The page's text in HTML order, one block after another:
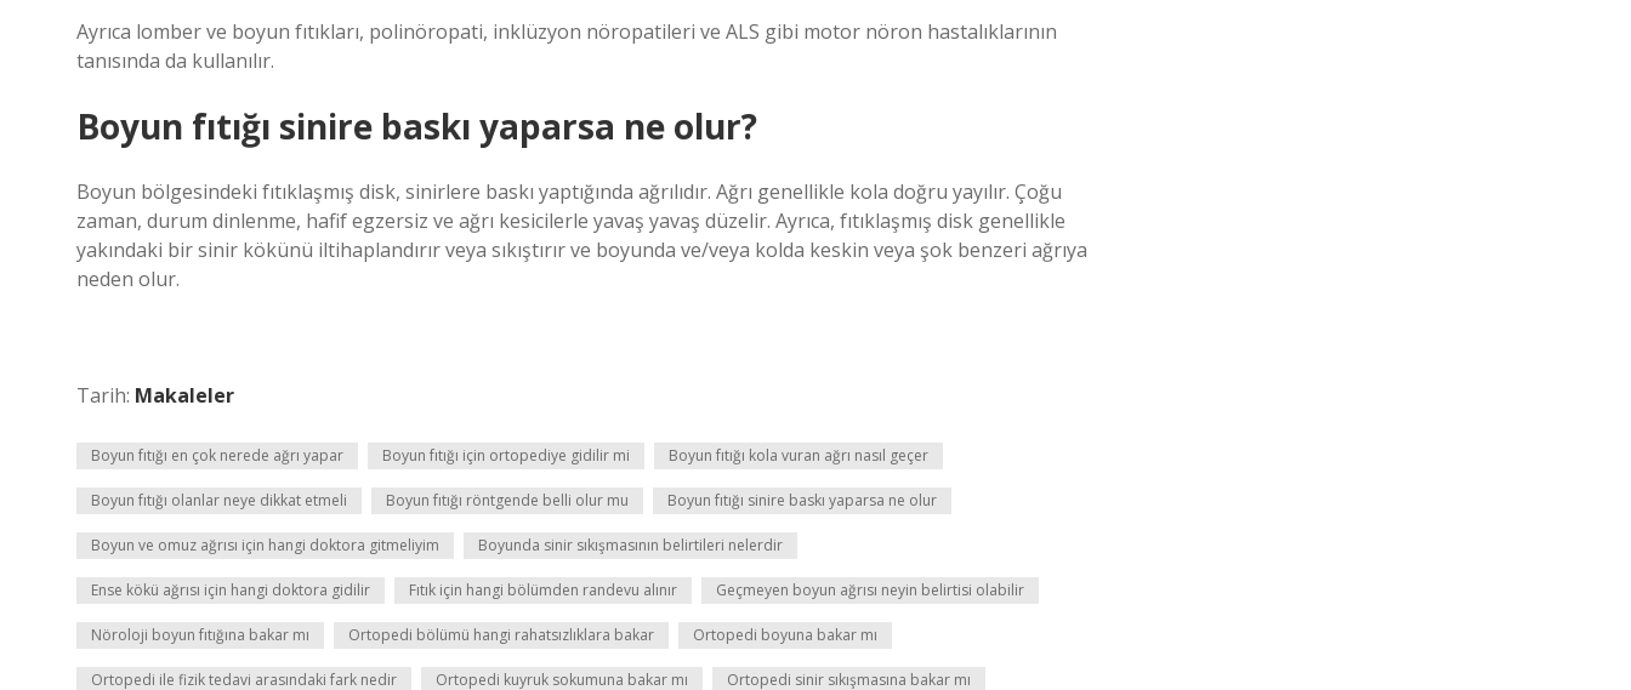
Ayrıca lomber ve boyun fıtıkları, polinöropati, inklüzyon nöropatileri ve ALS gibi motor nöron hastalıklarının
tanısında da kullanılır.
Boyun fıtığı sinire baskı yaparsa ne olur?
Boyun bölgesindeki fıtıklaşmış disk, sinirlere baskı yaptığında ağrılıdır. Ağrı genellikle kola doğru yayılır. Çoğu
zaman, durum dinlenme, hafif egzersiz ve ağrı kesicilerle yavaş yavaş düzelir. Ayrıca, fıtıklaşmış disk genellikle
yakındaki bir sinir kökünü iltihaplandırır veya sıkıştırır ve boyunda ve/veya kolda keskin veya şok benzeri ağrıya
neden olur.
Tarih: Makaleler
Boyun fıtığı en çok nerede ağrı yapar Boyun fıtığı için ortopediye gidilir mi Boyun fıtığı kola vuran ağrı nasıl geçer
Boyun fıtığı olanlar neye dikkat etmeli Boyun fıtığı röntgende belli olur mu Boyun fıtığı sinire baskı yaparsa ne olur
Boyun ve omuz ağrısı için hangi doktora gitmeliyim Boyunda sinir sıkışmasının belirtileri nelerdir
Ense kökü ağrısı için hangi doktora gidilir Fıtık için hangi bölümden randevu alınır Geçmeyen boyun ağrısı neyin belirtisi olabilir
Nöroloji boyun fıtığına bakar mı Ortopedi bölümü hangi rahatsızlıklara bakar Ortopedi boyuna bakar mı
Ortopedi ile fizik tedavi arasındaki fark nedir Ortopedi kuyruk sokumuna bakar mı Ortopedi sinir sıkışmasına bakar mı